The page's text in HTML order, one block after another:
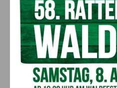
Vorheriger Artikel
Heilfasten nach Buchinger